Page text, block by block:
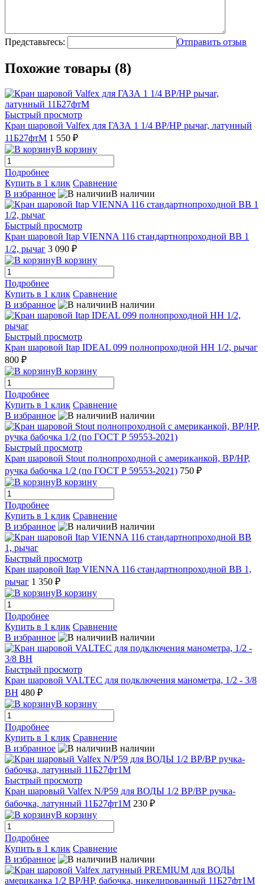
Представьтесь: Отправить отзыв
Похожие товары (8)
Быстрый просмотр
Кран шаровой Valfex для ГАЗА 1 1/4 ВР/НР рычаг, латунный
11Б27фтМ 1 550 ₽
В корзину
Подробнее
Купить в 1 клик Сравнение
В избранное
В наличии
Быстрый просмотр
Кран шаровой Itap VIENNA 116 стандартнопроходной ВВ 1
1/2, рычаг 3 090 ₽
В корзину
Подробнее
Купить в 1 клик Сравнение
В избранное
В наличии
Быстрый просмотр
Кран шаровой Itap IDEAL 099 полнопроходной НН 1/2, рычаг
800 ₽
В корзину
Подробнее
Купить в 1 клик Сравнение
В избранное
В наличии
Быстрый просмотр
Кран шаровой Stout полнопроходной с американкой, ВР/НР,
ручка бабочка 1/2 (по ГОСТ Р 59553-2021) 750 ₽
В корзину
Подробнее
Купить в 1 клик Сравнение
В избранное
В наличии
Быстрый просмотр
Кран шаровой Itap VIENNA 116 стандартнопроходной ВВ 1,
рычаг 1 350 ₽
В корзину
Подробнее
Купить в 1 клик Сравнение
В избранное
В наличии
Быстрый просмотр
Кран шаровой VALTEC для подключения манометра, 1/2 - 3/8
ВН 480 ₽
В корзину
Подробнее
Купить в 1 клик Сравнение
В избранное
В наличии
Быстрый просмотр
Кран шаровый Valfex N/P59 для ВОДЫ 1/2 ВР/ВР ручка-
бабочка, латунный 11Б27фт1М 230 ₽
В корзину
Подробнее
Купить в 1 клик Сравнение
В избранное
В наличии